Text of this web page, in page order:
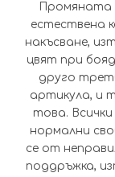
естествена
накъсване,
цвят при
друго
артикула, и
това.
нормални
се от
поддръжка,